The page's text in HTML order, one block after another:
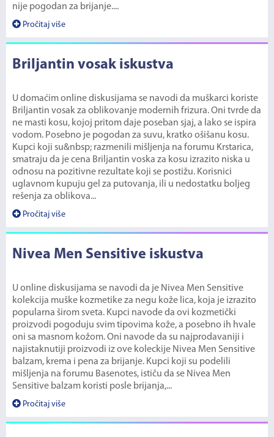
nije pogodan za brijanje....
Pročitaj više
Briljantin vosak iskustva
U domaćim online diskusijama se navodi da muškarci koriste
Briljantin vosak za oblikovanje modernih frizura. Oni tvrde da
ne masti kosu, kojoj pritom daje poseban sjaj, a lako se ispira
vodom. Posebno je pogodan za suvu, kratko ošišanu kosu.
Kupci koji su&nbsp; razmenili mišljenja na forumu Krstarica,
smatraju da je cena Briljantin voska za kosu izrazito niska u
odnosu na pozitivne rezultate koji se postižu. Korisnici
uglavnom kupuju gel za putovanja, ili u nedostatku boljeg
rešenja za oblikova...
Pročitaj više
Nivea Men Sensitive iskustva
U online diskusijama se navodi da je Nivea Men Sensitive
kolekcija muške kozmetike za negu kože lica, koja je izrazito
popularna širom sveta. Kupci navode da ovi kozmetički
proizvodi pogoduju svim tipovima kože, a posebno ih hvale
oni sa masnom kožom. Oni navode da su najprodavaniji i
najistaknutiji proizvodi iz ove koleckije Nivea Men Sensitive
balzam, krema i pena za brijanje. Kupci koji su podelili
mišljenja na forumu Basenotes, ističu da se Nivea Men
Sensitive balzam koristi posle brijanja,...
Pročitaj više